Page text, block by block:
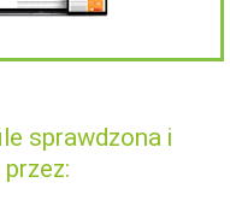
sprawdzona i